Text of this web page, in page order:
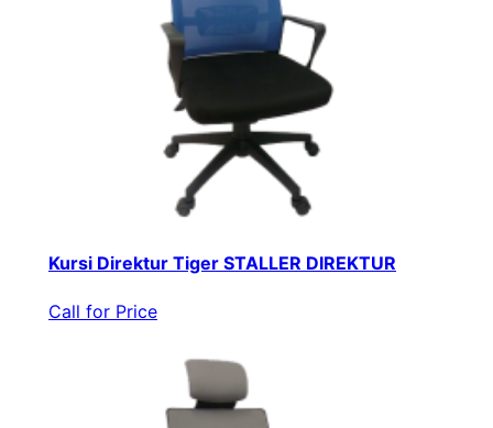
Kursi Direktur Tiger STALLER DIREKTUR
Call for Price